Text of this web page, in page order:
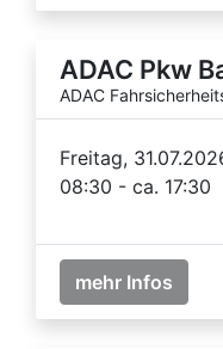
ADAC Pkw
ADAC
Freitag,
08:30 - ca. 17:30
mehr Infos